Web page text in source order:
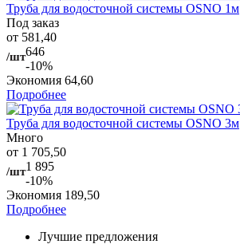
Труба для водосточной системы OSNO 1м
Под заказ
от 581,40
/шт646
-10%
Экономия 64,60
Подробнее
Труба для водосточной системы OSNO 3м
Много
от 1 705,50
/шт1 895
-10%
Экономия 189,50
Подробнее
Лучшие предложения